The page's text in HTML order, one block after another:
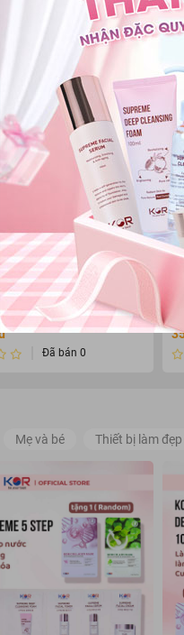
da kiểm soát dầu
Conditioning 35g
Đã bán 0
Mẹ và bé Thiết bị làm